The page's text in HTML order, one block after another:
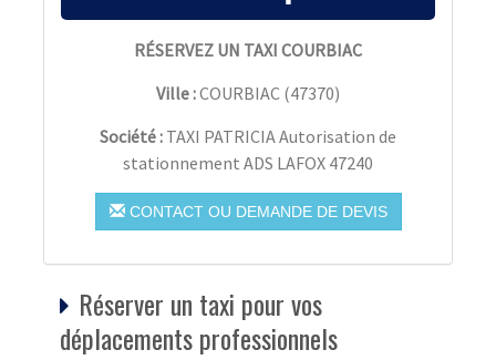
RÉSERVEZ UN TAXI COURBIAC
Ville :COURBIAC (47370)
Société : TAXI PATRICIA Autorisation de
stationnement ADS LAFOX 47240
CONTACT OU DEMANDE DE DEVIS
Réserver un taxi pour vos
déplacements professionnels